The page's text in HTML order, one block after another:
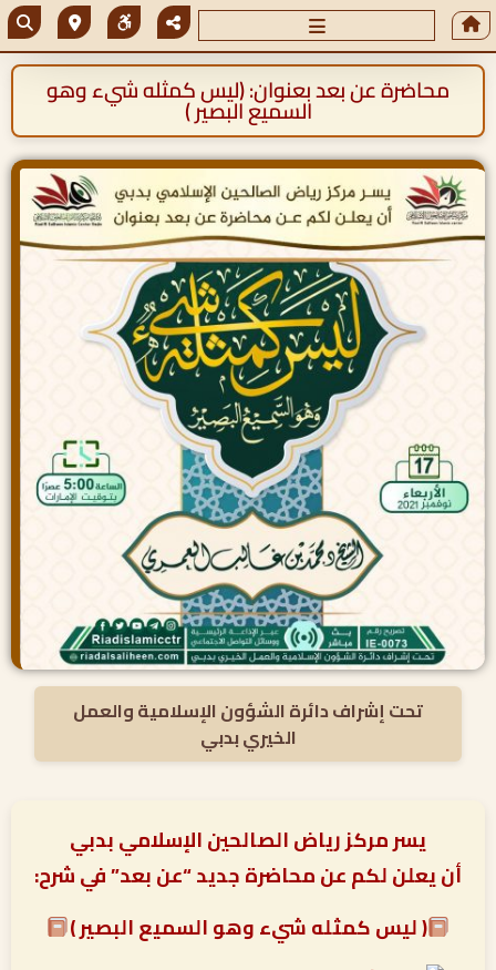
محاضرة عن بعد بعنوان: (ليس كمثله شيء وهو
السميع البصير )
تحت إشراف دائرة الشؤون الإسلامية والعمل
الخيري بدبي
يسر مركز رياض الصالحين الإسلامي بدبي
أن يعلن لكم عن محاضرة جديد “عن بعد” في شرح:
( ليس كمثله شيء وهو السميع البصير )